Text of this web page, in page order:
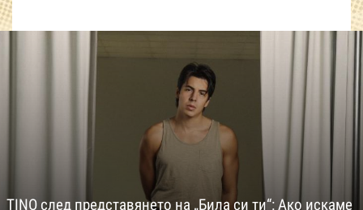
TINO след представянето на „Била си ти“: Ако искаме